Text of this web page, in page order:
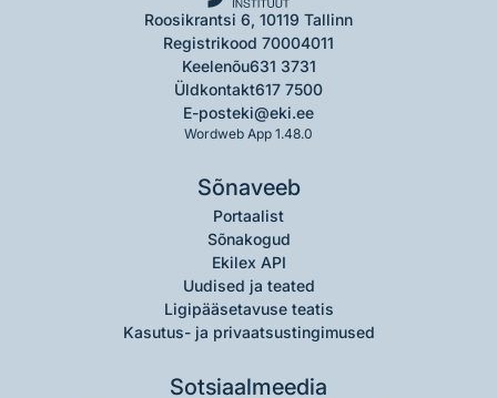
Roosikrantsi 6, 10119 Tallinn
Registrikood 70004011
Keelenõu631 3731
Üldkontakt617 7500
E-posteki@eki.ee
Wordweb App 1.48.0
Sõnaveeb
Portaalist
Sõnakogud
Ekilex API
Uudised ja teated
Ligipääsetavuse teatis
Kasutus- ja privaatsustingimused
Sotsiaalmeedia